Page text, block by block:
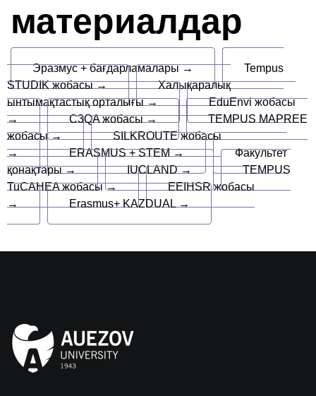
материалдар
Эразмус + бағдарламалары →
Tempus
STUDIK жобасы →
Халықаралық
ынтымақтастық орталығы →
EduEnvi жобасы
→
C3QA жобасы →
TEMPUS MAPREE
жобасы →
SILKROUTE жобасы
→
ERASMUS + STEM →
Факультет
қонақтары →
IUCLAND →
TEMPUS
TuCAHEA жобасы →
EEIHSR жобасы
→
Erasmus+ KAZDUAL →